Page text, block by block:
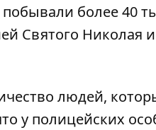
более 40
Святого Николая
людей,
у полицейских